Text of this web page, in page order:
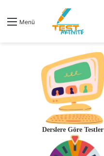
Menü
Derslere Göre Testler